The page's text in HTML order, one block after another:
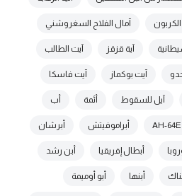
الكربون آمال الفلاح السغروشني
آية قزقز آيت الطالب
آيت بوكماز آيت فاسكا
آيل للسقوط أئمة أب
أبراموفيتش أبرشان
أبطال إفريقيا أبن رشد
أبنها أبو أوميمة